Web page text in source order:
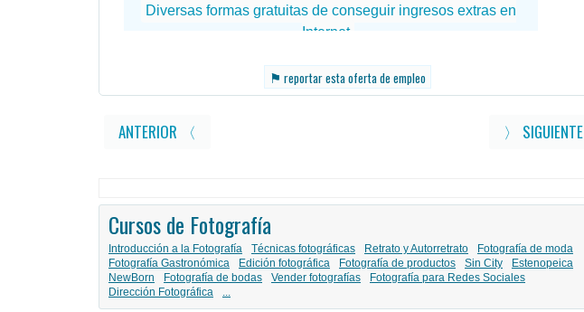
⚑ reportar esta oferta de empleo
ANTERIOR 〈 〉 SIGUIENTE
Cursos de Fotografía
Introducción a la Fotografía Técnicas fotográficas Retrato y Autorretrato
Fotografía de moda
Fotografía Gastronómica
Edición fotográfica Fotografía de productos Sin City
Estenopeica
NewBorn
Fotografía de bodas Vender fotografías
Fotografía para Redes Sociales
Dirección Fotográfica
...